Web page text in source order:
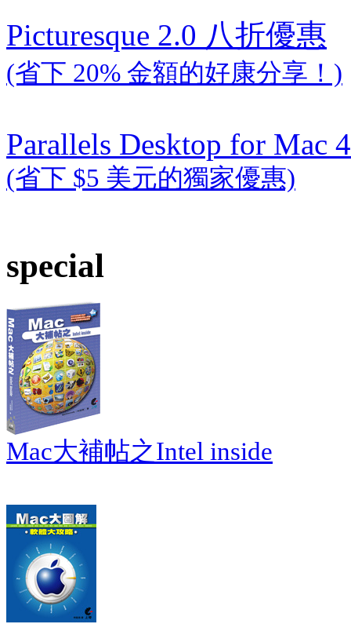
Picturesque 2.0 八折優惠
(省下 20% 金額的好康分享！)
Parallels Desktop for Mac
(省下 $5 美元的獨家優惠)
special
Mac大補帖之Intel inside